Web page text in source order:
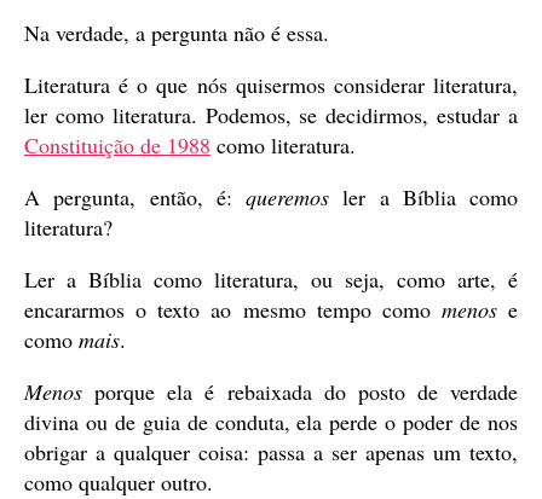
Na verdade, a pergunta não é essa.
Literatura é o que nós quisermos considerar literatura,
ler como literatura. Podemos, se decidirmos, estudar a
Constituição de 1988 como literatura.
A pergunta, então, é: queremosler a Bíblia como
literatura?
Ler a Bíblia como literatura, ou seja, como arte, é
encararmos o texto ao mesmo tempo como menos e
como mais.
Menosporque ela é rebaixada do posto de verdade
divina ou de guia de conduta, ela perde o poder de nos
obrigar a qualquer coisa: passa a ser apenas um texto,
como qualquer outro.